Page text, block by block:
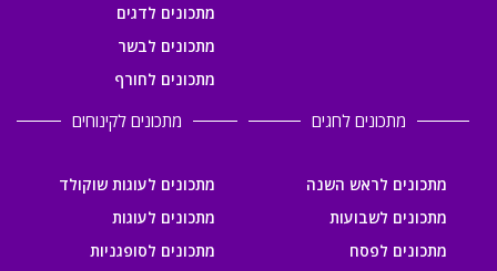
מתכונים לדגים
מתכונים לבשר
מתכונים לחורף
מתכונים לחגים
מתכונים לראש השנה
מתכונים לשבועות
מתכונים לפסח
מתכונים לקינוחים
מתכונים לעוגות שוקולד
מתכונים לעוגות
מתכונים לסופגניות